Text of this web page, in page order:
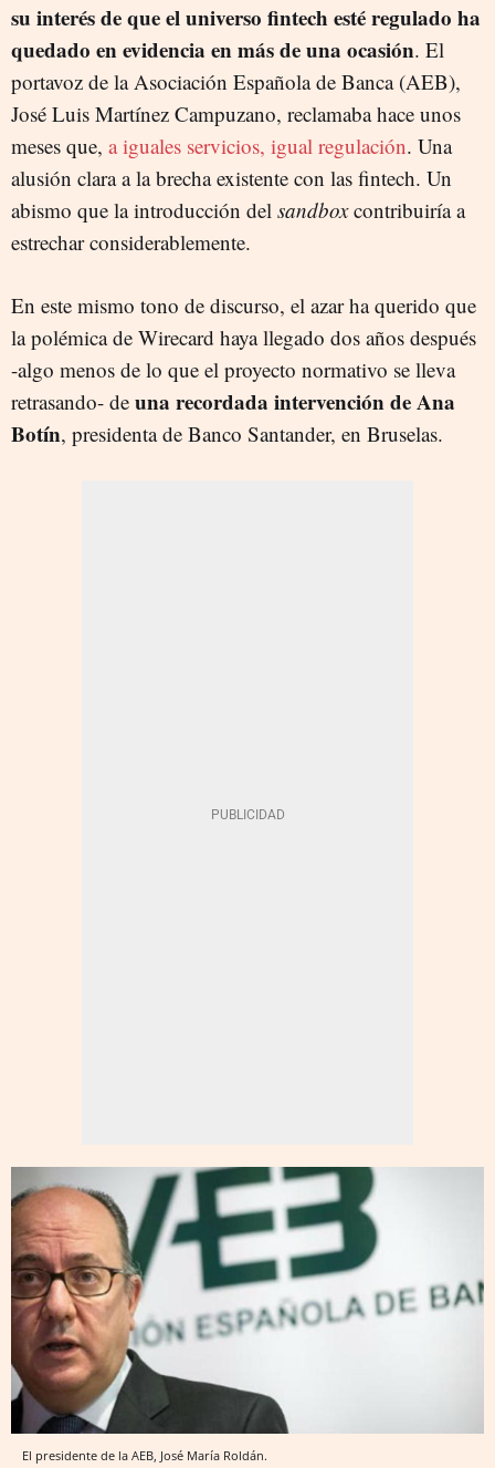
su interés de que el universo fintech esté regulado ha
quedado en evidencia en más de una ocasión. El
portavoz de la Asociación Española de Banca (AEB),
José Luis Martínez Campuzano, reclamaba hace unos
meses que, a iguales servicios, igual regulación. Una
alusión clara a la brecha existente con las fintech. Un
abismo que la introducción del sandboxcontribuiría a
estrechar considerablemente.
En este mismo tono de discurso, el azar ha querido que
la polémica de Wirecard haya llegado dos años después
-algo menos de lo que el proyecto normativo se lleva
retrasando- de una recordada intervención de Ana
Botín, presidenta de Banco Santander, en Bruselas.
El presidente de la AEB, José María Roldán.